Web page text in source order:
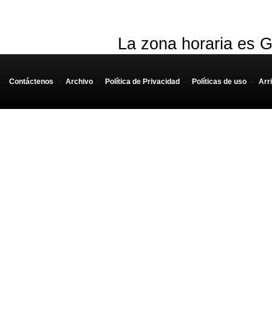
La zona horaria es
Contáctenos - Archivo - Política de Privacidad - Políticas de uso -